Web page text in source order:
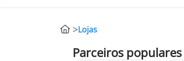
Lojas
Parceiros populares